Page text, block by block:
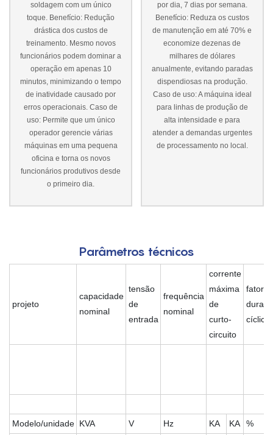
soldagem com um único
toque. Benefício: Redução
drástica dos custos de
treinamento. Mesmo novos
funcionários podem dominar a
operação em apenas 10
minutos, minimizando o tempo
de inatividade causado por
erros operacionais. Caso de
uso: Permite que um único
operador gerencie várias
máquinas em uma pequena
oficina e torna os novos
funcionários produtivos desde
o primeiro dia.
por dia, 7 dias por semana.
Benefício: Reduza os custos
de manutenção em até 70% e
economize dezenas de
milhares de dólares
anualmente, evitando paradas
dispendiosas na produção.
Caso de uso: A máquina ideal
para linhas de produção de
alta intensidade e para
atender a demandas urgentes
de processamento no local.
Parâmetros técnicos
projeto
capacidade
nominal
tensão
de
entrada
frequência
nominal
corrente
máxima
de
curto-
circuito
fator
cíclica
Modelo/unidade KVA V Hz KA KA
%